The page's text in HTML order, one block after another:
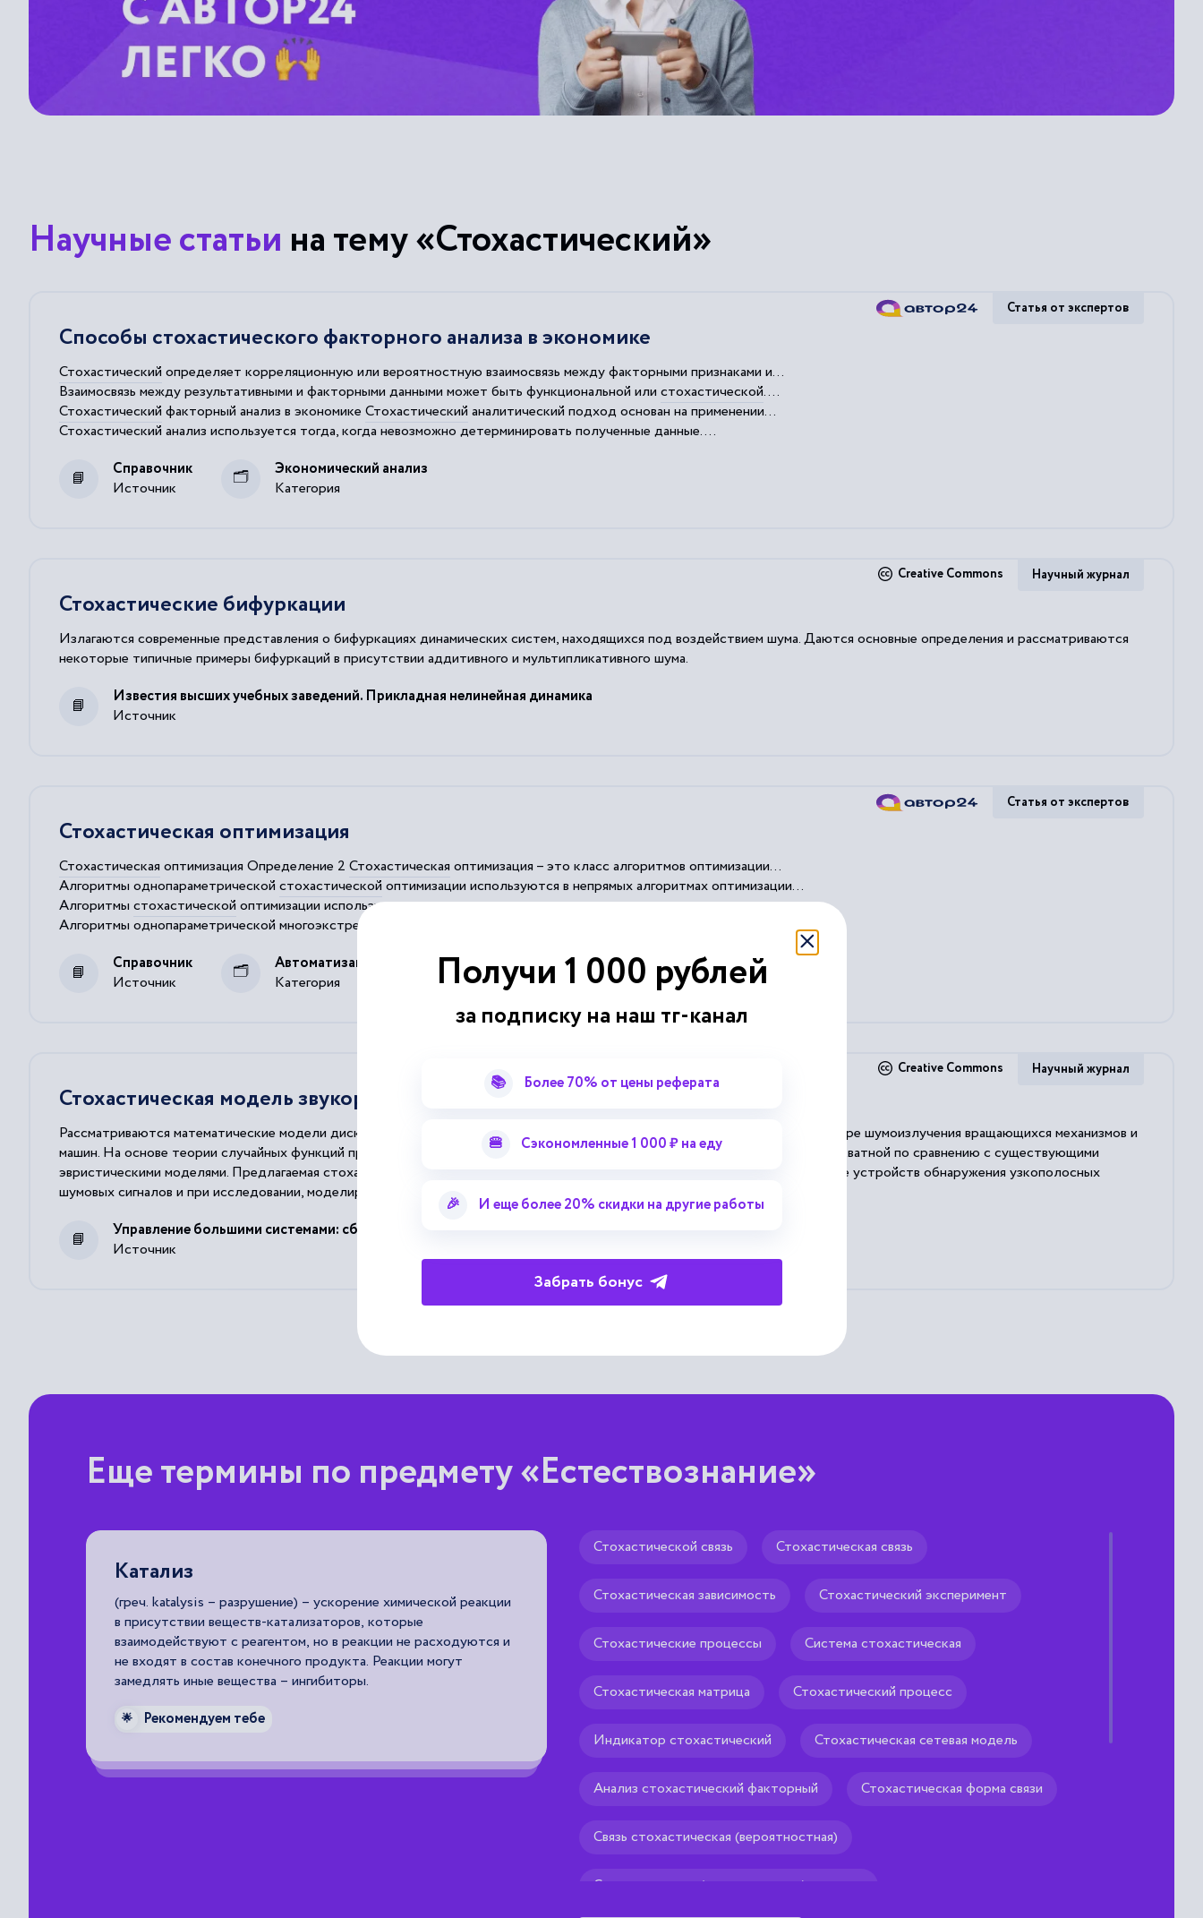
Научные статьи на тему «Стохастический»
Способы стохастического факторного анализа в экономике
Стохастический определяет корреляционную или вероятностную взаимосвязь между факторными признаками и...
Взаимосвязь между результативными и факторными данными может быть функциональной или стохастической....
Стохастический факторный анализ в экономике Стохастический аналитический подход основан на применении...
Стохастический анализ используется тогда, когда невозможно детерминировать полученные данные....
Источник
Справочник
Категория
Экономический анализ
Статья от экспертов
Стохастические бифуркации
Излагаются современные представления о бифуркациях динамических систем, находящихся под воздействием шума. Даются основные определения и рассматриваются
некоторые типичные примеры бифуркаций в присутствии аддитивного и мультипликативного шума.
Источник
Известия высших учебных заведений. Прикладная нелинейная динамика
Creative Commons Научный журнал
Стохастическая оптимизация
Стохастическая оптимизация Определение 2 Стохастическая оптимизация – это класс алгоритмов оптимизации...
Алгоритмы однопараметрической стохастической оптимизации используются в непрямых алгоритмах оптимизации...
Алгоритмы стохастической оптимизации используются при решении задач оптимизации, которые возникают при...
Алгоритмы однопараметрической многоэкстремальной
Источник
Справочник
Категория
Автоматизация технологических процессов
Статья от экспертов
Стохастическая модель звукоряда
Рассматриваются математические модели дискретных составляющих и звукорядов, содержащихся в энергетическом спектре шумоизлучения вращающихся механизмов и
машин. На основе теории случайных функций предлагается стохастическая модель звукоряда, которая является более адекватной по сравнению с существующими
эвристическими моделями. Предлагаемая стохастическая модель может найти применение при моделировании и разработке устройств обнаружения узкополосных
шумовых сигналов и при исследовании, моделировании и разработке устройств виброгашения.
Источник
Управление большими системами: сборник трудов
Creative Commons Научный журнал
Еще термины по предмету «Естествознание»
Катализ
(греч. katalysis – разрушение) – ускорение химической реакции
в присутствии веществ-катализаторов, которые
взаимодействуют с реагентом, но в реакции не расходуются и
не входят в состав конечного продукта. Реакции могут
замедлять иные вещества – ингибиторы.
🌟 Рекомендуем тебе
генетика человека.
Рекомендуем тебе
Стохастической связь Стохастическая связь
Стохастическая зависимость Стохастический эксперимент
Стохастические процессы Система стохастическая
Стохастическая матрица Стохастический процесс
Индикатор стохастический Стохастическая сетевая модель
Анализ стохастический факторный Стохастическая форма связи
Связь стохастическая (вероятностная)
Стохастические (вероятностные) системы
Получи 1 000 рублей
за подписку на наш тг-канал
📚 Более 70% от цены реферата
🍔 Сэкономленные 1 000 ₽ на еду
🎉 И еще более 20% скидки на другие работы
Забрать бонус